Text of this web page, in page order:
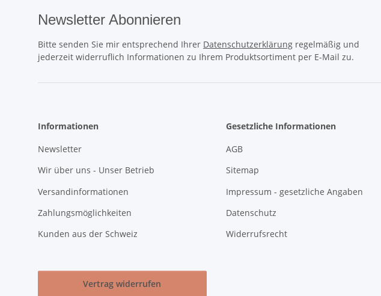
Newsletter Abonnieren
Bitte senden Sie mir entsprechend Ihrer Datenschutzerklärung regelmäßig und
jederzeit widerruflich Informationen zu Ihrem Produktsortiment per E-Mail zu.
Informationen
Newsletter
Wir über uns - Unser Betrieb
Versandinformationen
Zahlungsmöglichkeiten
Kunden aus der Schweiz
Gesetzliche Informationen
AGB
Sitemap
Impressum - gesetzliche Angaben
Datenschutz
Widerrufsrecht
Vertrag widerrufen